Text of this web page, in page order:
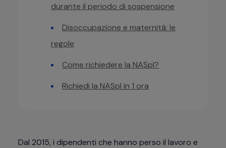
durante il periodo di sospensione
Disoccupazione e maternità: le
regole
Come richiedere la NASpI?
Richiedi la NASpI in 1 ora
Dal 2015, i dipendenti che hanno perso il lavoro e